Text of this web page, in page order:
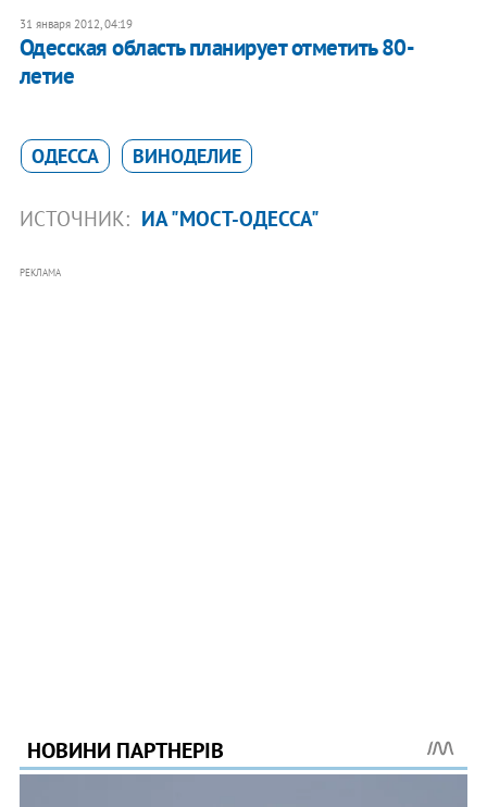
31 января 2012, 04:19
Одесская область планирует отметить 80-
летие
ОДЕССА ВИНОДЕЛИЕ
ИСТОЧНИК: ИА "МОСТ-ОДЕССА"
РЕКЛАМА